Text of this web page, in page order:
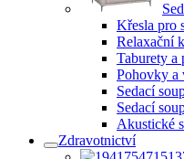
Křesla pro
Relaxační
Taburety a
Pohovky a
Sedací
Sedací
Akustické
Zdravotnictví